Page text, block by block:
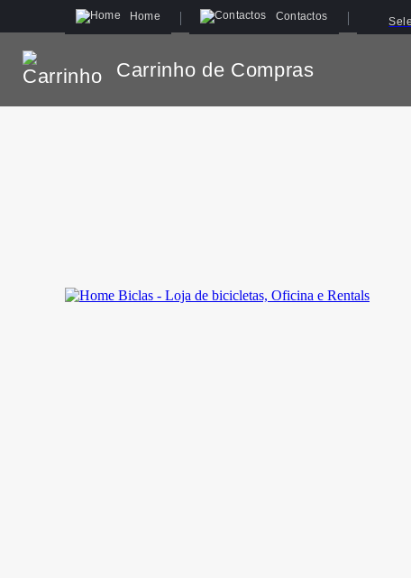
Home Contactos
Carrinho de Compras